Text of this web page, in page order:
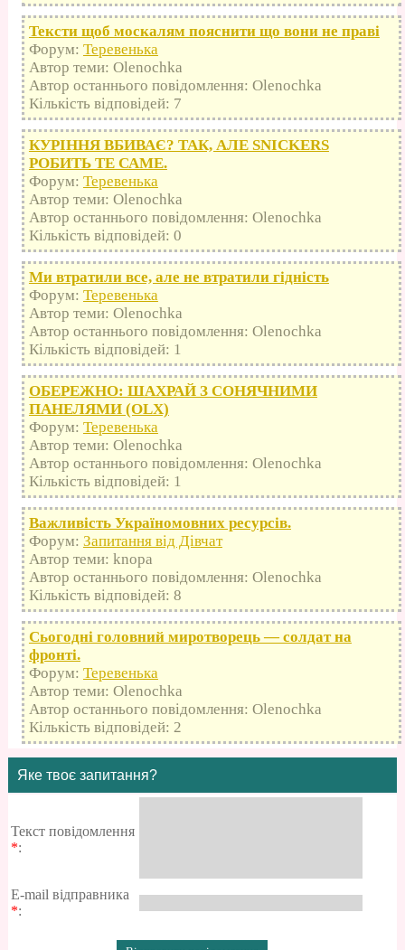
Тексти щоб москалям пояснити що вони не праві
Форум: Теревенька
Автор теми: Olenochka
Автор останнього повідомлення: Olenochka
Кількість відповідей: 7
КУРІННЯ ВБИВАЄ? ТАК, АЛЕ SNICKERS
РОБИТЬ ТЕ САМЕ.
Форум: Теревенька
Автор теми: Olenochka
Автор останнього повідомлення: Olenochka
Кількість відповідей: 0
Ми втратили все, але не втратили гідність
Форум: Теревенька
Автор теми: Olenochka
Автор останнього повідомлення: Olenochka
Кількість відповідей: 1
ОБЕРЕЖНО: ШАХРАЙ З СОНЯЧНИМИ
ПАНЕЛЯМИ (OLX)
Форум: Теревенька
Автор теми: Olenochka
Автор останнього повідомлення: Olenochka
Кількість відповідей: 1
Важливість Україномовних ресурсів.
Форум: Запитання від Дівчат
Автор теми: knopa
Автор останнього повідомлення: Olenochka
Кількість відповідей: 8
Сьогодні головний миротворець — солдат на
фронті.
Форум: Теревенька
Автор теми: Olenochka
Автор останнього повідомлення: Olenochka
Кількість відповідей: 2
Яке твоє запитання?
Текст повідомлення
*:
E-mail відправника
*: